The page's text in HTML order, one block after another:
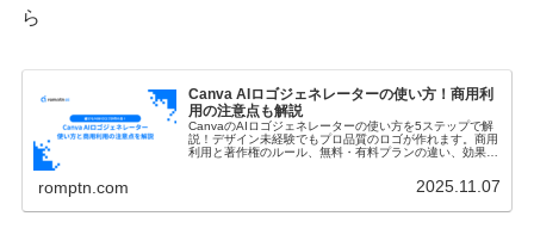
ら
Canva AIロゴジェネレーターの使い方！商用利
用の注意点も解説
CanvaのAIロゴジェネレーターの使い方を5ステップで解
説！デザイン未経験でもプロ品質のロゴが作れます。商用
利用と著作権のルール、無料・有料プランの違い、効果的
romptn.com 2025.11.07